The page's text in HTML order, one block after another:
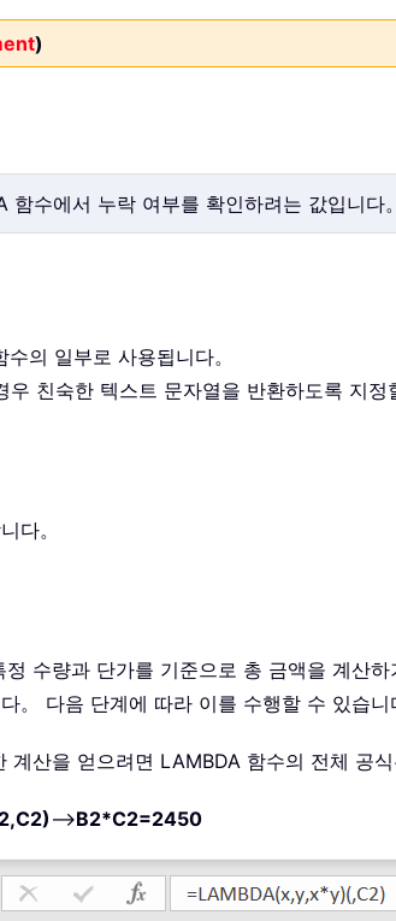
)
함수에서 누락 여부를 확인하려는 값입니다。
의 일부로 사용됩니다。
친숙한 텍스트 문자열을 반환하도록 지정
다。
정 수량과 단가를 기준으로 총 금액을 계산
。 다음 단계에 따라 이를 수행할 수 있습니
계산을 얻으려면 LAMBDA 함수의 전체 공식
-->B2*C2=2450